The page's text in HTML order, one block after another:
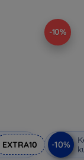
EXTRA10
-10%
-10%